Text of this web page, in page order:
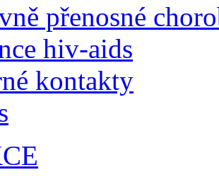
přenosné
hiv-aids
kontakty